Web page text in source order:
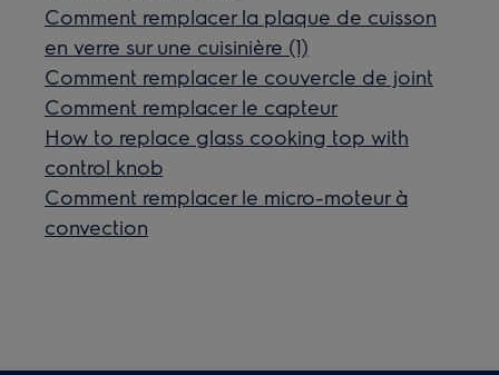
Comment remplacer la plaque de cuisson
en verre sur une cuisinière (1)
Comment remplacer le couvercle de joint
Comment remplacer le capteur
How to replace glass cooking top with
control knob
Comment remplacer le micro-moteur à
convection